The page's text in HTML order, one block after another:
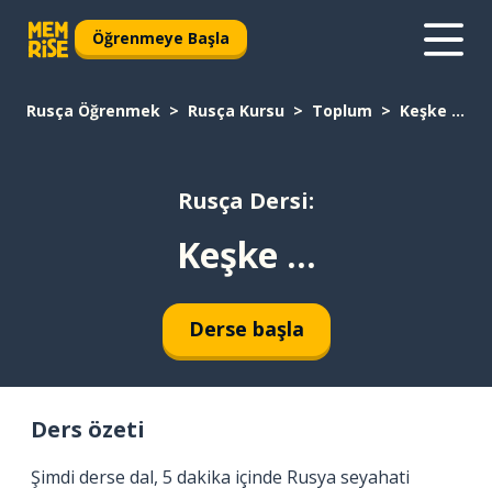
Öğrenmeye Başla
Rusça Öğrenmek Rusça Kursu Toplum Keşke ...
Rusça Dersi:
Keşke ...
Derse başla
Ders özeti
Şimdi derse dal, 5 dakika içinde Rusya seyahati